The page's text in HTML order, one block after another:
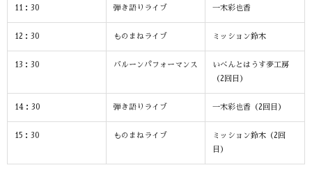
11：30 弾き語りライブ 一木彩也香
12：30 ものまねライブ ミッション鈴木
13：30 バルーンパフォーマンス
いべんとはうす夢工房
（2回目）
14：30 弾き語りライブ 一木彩也香（2回目）
15：30 ものまねライブ
ミッション鈴木（2回
目）